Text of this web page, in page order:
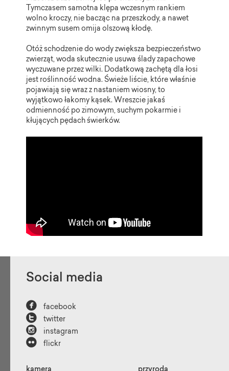
Tymczasem samotna klępa wczesnym rankiem
wolno kroczy, nie bacząc na przeszkody, a nawet
zwinnym susem omija olszową kłodę.
Otóż schodzenie do wody zwiększa bezpieczeństwo
zwierząt, woda skutecznie usuwa ślady zapachowe
wyczuwane przez wilki. Dodatkową zachętą dla łosi
jest roślinność wodna. Świeże liście, które właśnie
pojawiają się wraz z nastaniem wiosny, to
wyjątkowo łakomy kąsek. Wreszcie jakaś
odmienność po zimowym, suchym pokarmie i
kłujących pędach świerków.
Social media
 facebook
 twitter
 instagram
 flickr